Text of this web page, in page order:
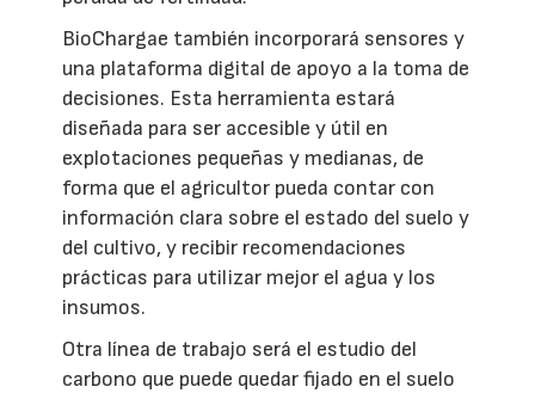
BioChargae también incorporará sensores y
una plataforma digital de apoyo a la toma de
decisiones. Esta herramienta estará
diseñada para ser accesible y útil en
explotaciones pequeñas y medianas, de
forma que el agricultor pueda contar con
información clara sobre el estado del suelo y
del cultivo, y recibir recomendaciones
prácticas para utilizar mejor el agua y los
insumos.
Otra línea de trabajo será el estudio del
carbono que puede quedar fijado en el suelo